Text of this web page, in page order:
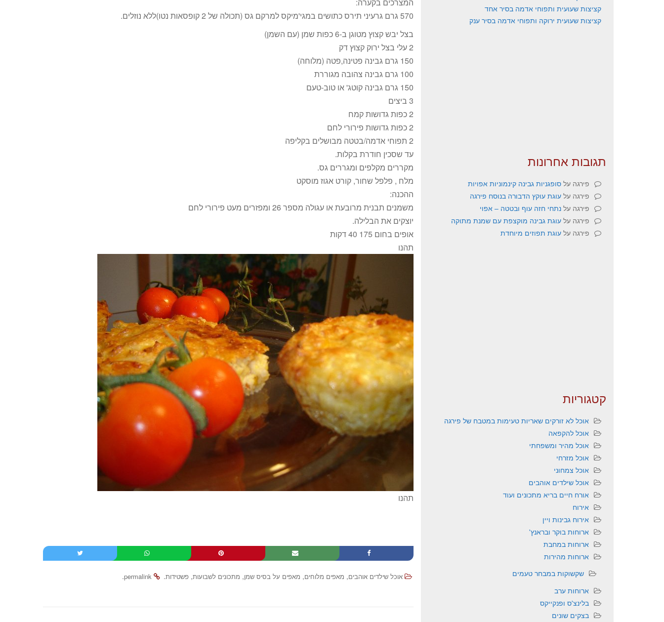
570 גרם גרעיני תירס כתושים במגי'מיקס למרקם גס (תכולה של 2 קופסאות נטו)ללא נוזלים.
בצל יבש קצוץ מטוגן ב-6 כפות שמן (עם השמן)
2 עלי בצל ירוק קצוץ דק
150 גרם גבינה פטינה,פטה (מלוחה)
100 גרם גבינה צהובה מגוררת
150 גרם גבינה קוטג' או טוב-טעם
3 ביצים
2 כפות גדושות קמח
2 כפות גדושות פירורי לחם
2 תפוחי אדמה/בטטה מבושלים בקליפה
עד שסכין חודרת בקלות.
מקררים מקלפים ומגררים גס.
מלח , פלפל שחור, קורט אגוז מוסקט
ההכנה:
משמנים תבנית מרובעת או עגולה מספר 26 ומפזרים מעט פירורי לחם
יוצקים את הבלילה.
אופים בחום 175 40 דקות
תהנו
תהנו
אוכל שילדים אוהבים, מאפים מלוחים, מאפים על בסיס שמן, מתכונים לשבועות, פשטידות.
permalink
.
קציצות שעועית ותפוחי אדמה בסיר אחד
קציצות שעועית ירוקה ותפוחי אדמה בסיר ענק
תגובות אחרונות
פירגה על סופגניות גבינה קינמוניות אפויות
פירגה על עוגת עוקץ הדבורה בנוסח פירגה
פירגה על נתחי חזה עוף ובטטה – אפוי
פירגה על עוגת גבינה מוקצפת עם שמנת מתוקה
פירגה על עוגת תפוזים מיוחדת
קטגוריות
אוכל לא זורקים שאריות טעימות במטבח של פירגה
אוכל להקפאה
אוכל מהיר ומשפחתי
אוכל מזרחי
אוכל צמחוני
אוכל שילדים אוהבים
אורח חיים בריא מתכונים ועוד
אירוח
אירוח גבינות ויין
ארוחות בוקר ובראנץ'
ארוחות במחבת
ארוחות מהירות
שקשוקות במבחר טעמים
ארוחות ערב
בלינצ'ס ופנקייקס
בצקים שונים